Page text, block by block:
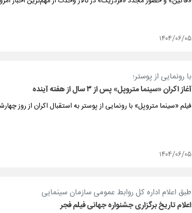
۱۴۰۴/۰۶/۰۵
با رونمایی از پوستر؛
آغاز اکران «سینما متروپل» پس از ۳ سال از هفته آینده
فیلم «سینما متروپل» با رونمایی از پوستر به استقبال اکران از روز چهارشنبه
۱۴۰۴/۰۶/۰۵
طبق اعلام اداره کل روابط عمومی سازمان سینمایی
اعلام تاریخ برگزاری جشنواره جهانی فیلم فجر